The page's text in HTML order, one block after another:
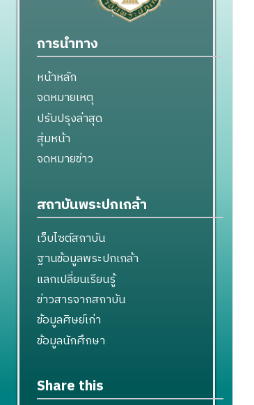
การนำทาง
หน้าหลัก
จดหมายเหตุ
ปรับปรุงล่าสุด
สุ่มหน้า
จดหมายข่าว
สถาบันพระปกเกล้า
เว็บไซต์สถาบัน
ฐานข้อมูลพระปกเกล้า
แลกเปลี่ยนเรียนรู้
ข่าวสารจากสถาบัน
ข้อมูลศิษย์เก่า
ข้อมูลนักศึกษา
Share this